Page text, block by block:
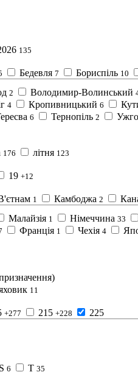
135
Бедевля 7 Бориспіль 10
2 Володимир-Волинський
4 Кропивницький 6
6 Тернопіль 2
176 літня 123
19 +12
1 Камбоджа 2
Малайзія 1 Німеччина 33
Франція 1 Чехія 4
11
+277 215 +228
225
S 6 T 35